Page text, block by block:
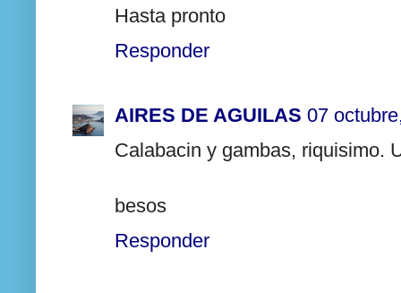
Hasta pronto
Responder
AIRES DE AGUILAS 07
Calabacin y gambas, riquisimo.
besos
Responder